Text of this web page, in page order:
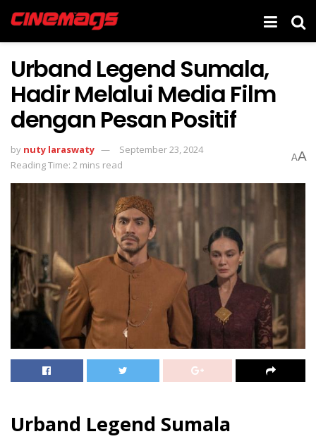
Urband Legend Sumala,
Hadir Melalui Media Film
dengan Pesan Positif
by nuty laraswaty
September 23, 2024
Reading Time: 2 mins read
AA
Urband Legend Sumala